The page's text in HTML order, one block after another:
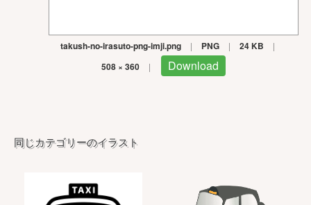
takush-no-irasuto-png-imji.png | PNG | 24 KB |
508 × 360 | Download
同じカテゴリーのイラスト